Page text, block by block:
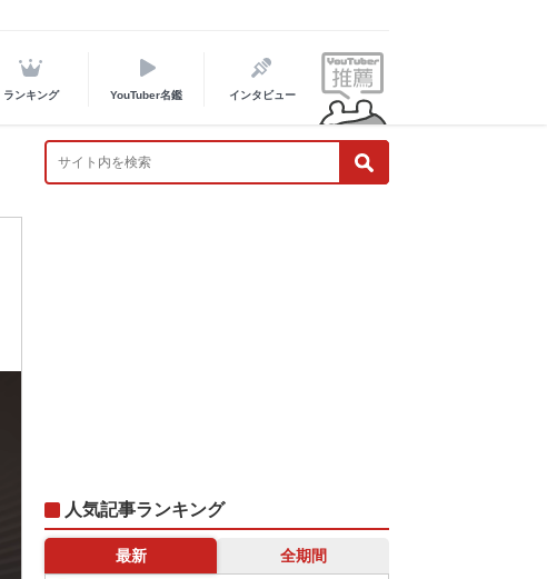
ランキング YouTuber名鑑 インタビュー
人気記事ランキング
最新 全期間